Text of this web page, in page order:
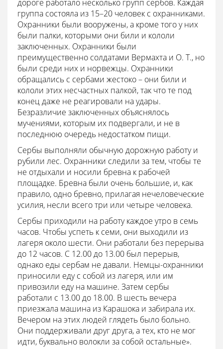
дороге работало несколько групп сербов. Каждая
группа состояла из 15–20 человек с охранниками.
Охранники были вооружены, а кроме того у них
были палки, которыми они били и кололи
заключенных. Охранники были
преимущественно солдатами Вермахта и О. Т., но
были среди них и норвежцы. Охранники
обращались с сербами жестоко – они били и
кололи этих несчастных палкой, так что те под
конец даже не реагировали на удары.
Безразличие заключенных объяснялось
мучениями, которым их подвергали, и не в
последнюю очередь недостатком пищи.
Сербы выполняли обычную дорожную работу и
рубили лес. Охранники следили за тем, чтобы те
не отдыхали и носили бревна к рабочей
площадке. Бревна были очень большие, и, как
правило, одно бревно, прилагая нечеловеческие
усилия, несли всего три или четыре человека.
Сербы приходили на работу каждое утро в семь
часов. Чтобы успеть к семи, они выходили из
лагеря около шести. Они работали без перерыва
до 12 часов. С 12.00 до 13.00 был перерыв,
однако еды сербам не давали. Немцы-охранники
приносили еду с собой из лагеря, или им
привозили еду на машине. Затем сербы
работали с 13.00 до 18.00. В шесть вечера
приезжала машина из Карашока и забирала их.
Вечером на этих людей глядеть было больно.
Они поддерживали друг друга, а тех, кто не мог
идти, буквально волокли за собой остальные».